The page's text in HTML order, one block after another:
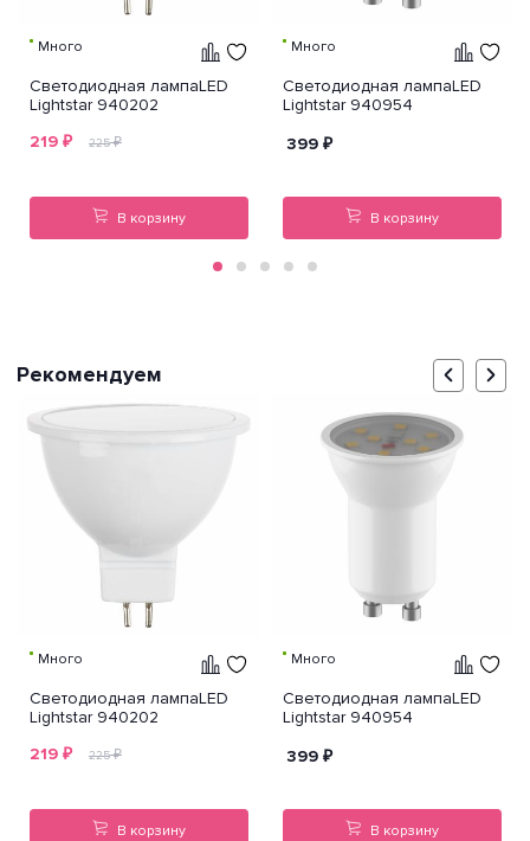
Много
Светодиодная лампаLED
Lightstar 940202
219 ₽ 225₽
В корзину
Много
Светодиодная лампаLED
Lightstar 940954
399 ₽
В корзину
Рекомендуем
Много
Светодиодная лампаLED
Lightstar 940202
219 ₽ 225₽
В корзину
Много
Светодиодная лампаLED
Lightstar 940954
399 ₽
В корзину